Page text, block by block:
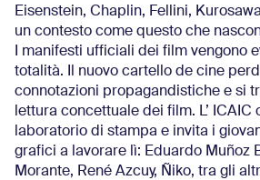
Eisenstein, Chaplin, Fellini,
un contesto come questo che
I manifesti ufficiali dei film vengono
totalità. Il nuovo cartello de cine
connotazioni propagandistiche e si
lettura concettuale dei film. L’ ICAIC
laboratorio di stampa e invita i
grafici a lavorare lì: Eduardo Muñoz
Morante, René Azcuy, Ñiko, tra gli